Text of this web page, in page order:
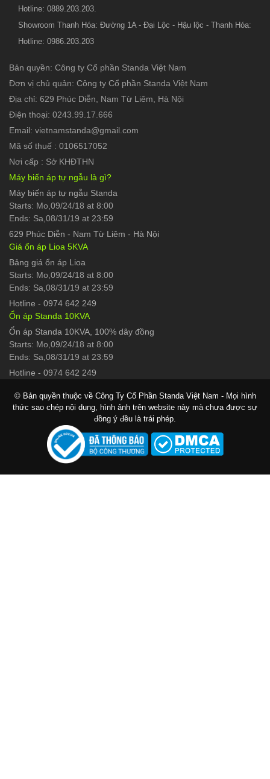
Hotline: 0889.203.203.
Showroom Thanh Hóa: Đường 1A - Đại Lộc - Hậu lộc - Thanh Hóa:
Hotline: 0986.203.203
Bản quyền: Công ty Cổ phần Standa Việt Nam
Đơn vị chủ quản: Công ty Cổ phần Standa Việt Nam
Địa chỉ: 629 Phúc Diễn, Nam Từ Liêm, Hà Nội
Điện thoại: 0243.99.17.666
Email: vietnamstanda@gmail.com
Mã số thuế : 0106517052
Nơi cấp : Sở KHĐTHN
Máy biến áp tự ngẫu là gì?
Máy biến áp tự ngẫu Standa
Starts: Mo,09/24/18 at 8:00
Ends: Sa,08/31/19 at 23:59
629 Phúc Diễn - Nam Từ Liêm - Hà Nội
Giá ổn áp Lioa 5KVA
Bảng giá ổn áp Lioa
Starts: Mo,09/24/18 at 8:00
Ends: Sa,08/31/19 at 23:59
Hotline - 0974 642 249
Ổn áp Standa 10KVA
Ổn áp Standa 10KVA, 100% dây đồng
Starts: Mo,09/24/18 at 8:00
Ends: Sa,08/31/19 at 23:59
Hotline - 0974 642 249
© Bản quyền thuộc về Công Ty Cổ Phần Standa Việt Nam - Mọi hình
thức sao chép nội dung, hình ảnh trên website này mà chưa được sự
đồng ý đều là trái phép.